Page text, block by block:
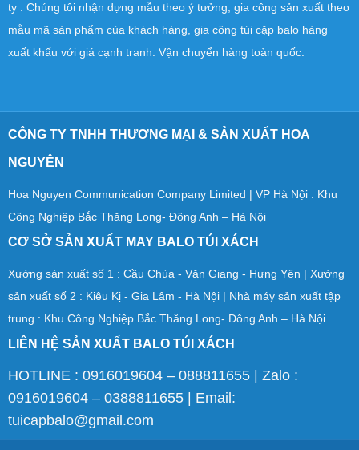
ty . Chúng tôi nhận dựng mẫu theo ý tưởng, gia công sản xuất theo
mẫu mã sản phẩm của khách hàng, gia công túi cặp balo hàng
xuất khấu với giá cạnh tranh. Vận chuyển hàng toàn quốc.
CÔNG TY TNHH THƯƠNG MẠI & SẢN XUẤT HOA
NGUYÊN
Hoa Nguyen Communication Company Limited | VP Hà Nội : Khu
Công Nghiệp Bắc Thăng Long- Đông Anh – Hà Nội
CƠ SỞ SẢN XUẤT MAY BALO TÚI XÁCH
Xưởng sản xuất số 1 : Cầu Chùa - Văn Giang - Hưng Yên | Xưởng
sản xuất số 2 : Kiêu Kị - Gia Lâm - Hà Nội | Nhà máy sản xuất tập
trung : Khu Công Nghiệp Bắc Thăng Long- Đông Anh – Hà Nội
LIÊN HỆ SẢN XUẤT BALO TÚI XÁCH
HOTLINE : 0916019604 – 088811655 | Zalo :
0916019604 – 0388811655 | Email:
tuicapbalo@gmail.com